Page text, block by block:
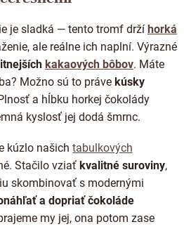
á
a
c
i
e
p
r
v
k
y
v
ý
p
i
s
u
je sladká — tento tromf drží horká
ale reálne ich naplní. Výrazné
kakaových bôbov. Máte
Možno sú to práve kúsky
a hĺbku horkej čokolády
kyslosť jej dodá šmrnc.
kúzlo našich tabulkových
Stačilo vziať kvalitné suroviny,
skombinovať s modernými
a dopriať čokoláde
my jej, ona potom zase